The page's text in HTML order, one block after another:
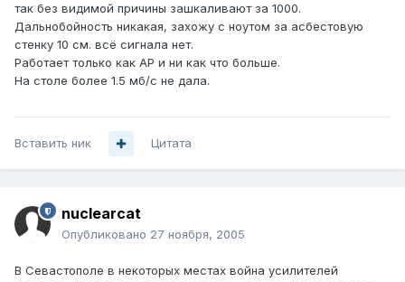
так без видимой причины зашкаливают за 1000.
Дальнобойность никакая, захожу с ноутом за асбестовую
стенку 10 см. всё сигнала нет.
Работает только как АР и ни как что больше.
На столе более 1.5 мб/с не дала.
Вставить ник Цитата
nuclearcat
Опубликовано 27 ноября, 2005
В Севастополе в некоторых местах война усилителей